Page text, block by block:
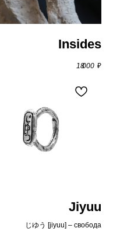
Insides
18 000 ₽
Jiyuu
じゆう [jiyuu] – свобода